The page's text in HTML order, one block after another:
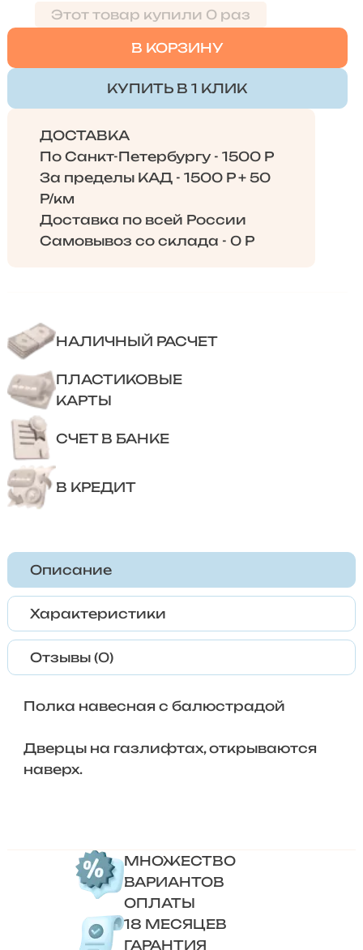
Этот товар купили 0 раз
В КОРЗИНУ
КУПИТЬ В 1 КЛИК
ДОСТАВКА
По Санкт-Петербургу - 1500 Р
За пределы КАД - 1500 Р + 50
Р/км
Доставка по всей России
Самовывоз со склада - 0 Р
НАЛИЧНЫЙ РАСЧЕТ
ПЛАСТИКОВЫЕ
КАРТЫ
СЧЕТ В БАНКЕ
В КРЕДИТ
Описание
Характеристики
Отзывы (0)
Полка навесная с балюстрадой
Дверцы на газлифтах, открываются
наверх.
МНОЖЕСТВО
ВАРИАНТОВ
ОПЛАТЫ
18 МЕСЯЦЕВ
ГАРАНТИЯ